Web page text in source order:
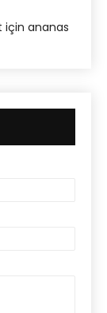
için ananas